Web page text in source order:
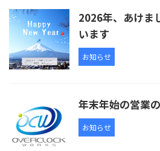
2026年、あけま
います
お知らせ
年末年始の営業
お知らせ